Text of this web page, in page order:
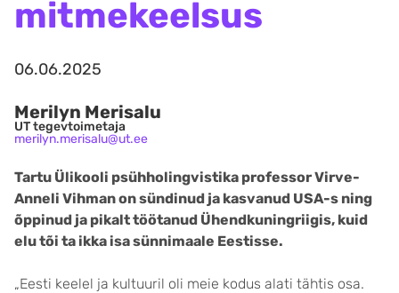
mitmekeelsus
06.06.2025
Merilyn Merisalu
UT tegevtoimetaja
merilyn.merisalu@ut.ee
Tartu Ülikooli psühholingvistika professor Virve-
Anneli Vihman on sündinud ja kasvanud USA-s ning
õppinud ja pikalt töötanud Ühendkuningriigis, kuid
elu tõi ta ikka isa sünnimaale Eestisse.
„Eesti keelel ja kultuuril oli meie kodus alati tähtis osa.